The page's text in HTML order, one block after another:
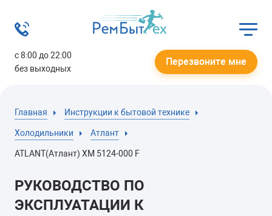
с 8:00 до 22:00
без выходных
Перезвоните мне
Главная Инструкции к бытовой технике
Холодильники Атлант
ATLANT(Атлант) ХМ 5124-000 F
РУКОВОДСТВО ПО
ЭКСПЛУАТАЦИИ К